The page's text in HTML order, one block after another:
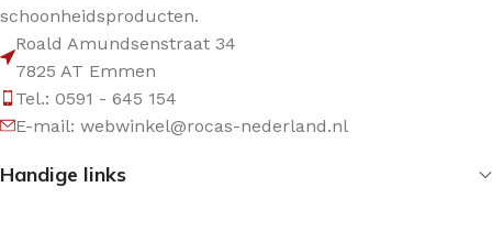
schoonheidsproducten.
Roald Amundsenstraat 34
7825 AT Emmen
Tel.: 0591 - 645 154
E-mail: webwinkel@rocas-nederland.nl
Handige links